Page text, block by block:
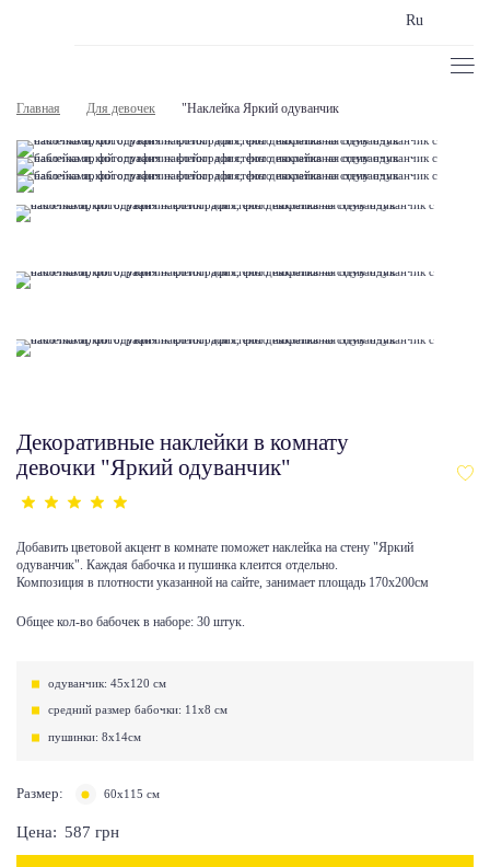
Ru
Главная Для девочек "Наклейка Яркий одуванчик
Декоративные наклейки в комнату
девочки "Яркий одуванчик"
Добавить цветовой акцент в комнате поможет наклейка на стену "Яркий
одуванчик". Каждая бабочка и пушинка клеится отдельно.
Композиция в плотности указанной на сайте, занимает площадь 170х200см
Общее кол-во бабочек в наборе: 30 штук.
одуванчик: 45х120 см
средний размер бабочки: 11х8 см
пушинки: 8х14см
Размер: 60х115 см
Цена: 587 грн